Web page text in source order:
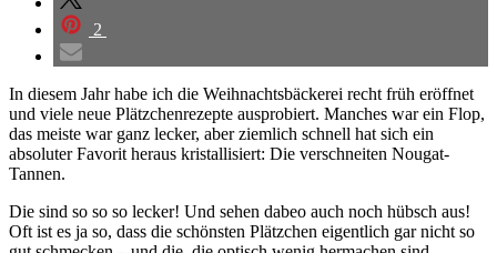
2
In diesem Jahr habe ich die Weihnachtsbäckerei recht früh eröffnet
und viele neue Plätzchenrezepte ausprobiert. Manches war ein Flop,
das meiste war ganz lecker, aber ziemlich schnell hat sich ein
absoluter Favorit heraus kristallisiert: Die verschneiten Nougat-
Tannen.
Die sind so so so lecker! Und sehen dabeo auch noch hübsch aus!
Oft ist es ja so, dass die schönsten Plätzchen eigentlich gar nicht so